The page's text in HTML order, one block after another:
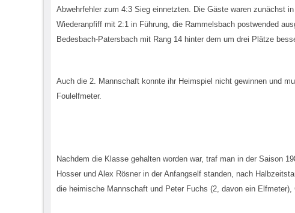
Abwehrfehler zum 4:3 Sieg einnetzten. Die Gäste waren zunächst
Wiederanpfiff mit 2:1 in Führung, die Rammelsbach postwended
Bedesbach-Patersbach mit Rang 14 hinter dem um drei Plätze
Auch die 2. Mannschaft konnte ihr Heimspiel nicht gewinnen und
Foulelfmeter.
Nachdem die Klasse gehalten worden war, traf man in der Saison
Hosser und Alex Rösner in der Anfangself standen, nach
die heimische Mannschaft und Peter Fuchs (2, davon ein Elfmeter),